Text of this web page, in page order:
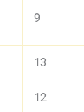
9
13
12